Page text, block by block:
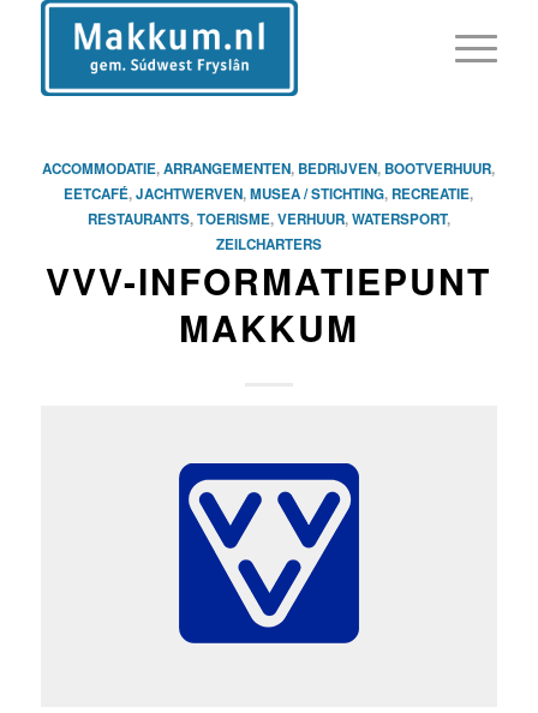
ACCOMMODATIE,ARRANGEMENTEN, BEDRIJVEN, BOOTVERHUUR,
EETCAFÉ,JACHTWERVEN,MUSEA / STICHTING, RECREATIE,
RESTAURANTS,TOERISME,VERHUUR,WATERSPORT,
ZEILCHARTERS
VVV-INFORMATIEPUNT
MAKKUM